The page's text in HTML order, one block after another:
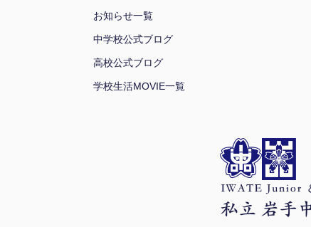
お知らせ一覧
中学校公式ブログ
高校公式ブログ
学校生活MOVIE一覧